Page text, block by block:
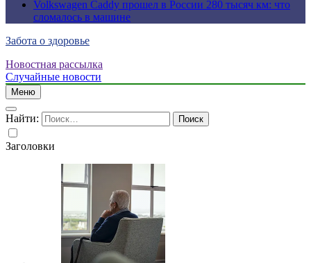
Volkswagen Caddy прошел в России 280 тысяч км: что
сломалось в машине
Забота о здоровье
Новостная рассылка
Случайные новости
Меню
Найти:
Заголовки